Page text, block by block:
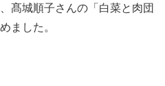
髙城順子さんの「白菜と肉団
ました。